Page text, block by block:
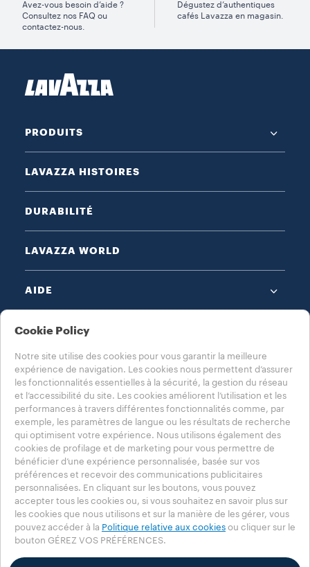
Avez-vous besoin d’aide ?
Consultez nos FAQ ou
contactez-nous.
Dégustez d’authentiques
cafés Lavazza en magasin.
PRODUITS
LAVAZZA HISTOIRES
DURABILITÉ
LAVAZZA WORLD
AIDE
NOTES LÉGALES
CHOISISSEZ VOTRE PAYS
CH - FRANÇAIS
Politique de confidentialité
Politique en matière de cookies
Réglage des cookies
Accessibility Statement
© 2025 LUIGI LAVAZZA SPA - Tous droits réservés – n° TVA 00470550013 -
Cookie Policy
Notre site utilise des cookies pour vous garantir la meilleure
expérience de navigation. Les cookies nous permettent d’assurer
les fonctionnalités essentielles à la sécurité, la gestion du réseau
et l’accessibilité du site. Les cookies améliorent l’utilisation et les
performances à travers différentes fonctionnalités comme, par
exemple, les paramètres de langue ou les résultats de recherche
qui optimisent votre expérience. Nous utilisons également des
cookies de profilage et de marketing pour vous permettre de
bénéficier d’une expérience personnalisée, basée sur vos
préférences et recevoir des communications publicitaires
personnalisées. En cliquant sur les boutons, vous pouvez
accepter tous les cookies ou, si vous souhaitez en savoir plus sur
les cookies que nous utilisons et sur la manière de les gérer, vous
pouvez accéder à la Politique relative aux cookies ou cliquer sur le
bouton GÉREZ VOS PRÉFÉRENCES.